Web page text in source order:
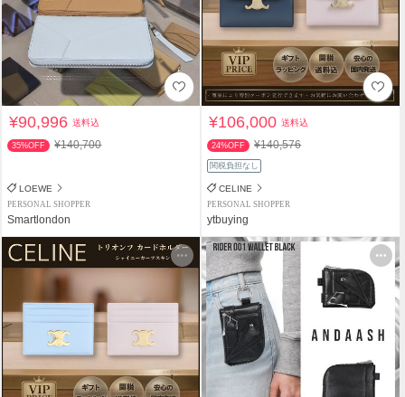
¥90,996送料込
35%OFF ¥140,700
LOEWE
PERSONAL SHOPPER
Smartlondon
¥106,000送料込
24%OFF ¥140,576
関税負担なし
CELINE
PERSONAL SHOPPER
ytbuying